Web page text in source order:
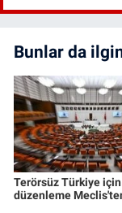
Bunlar da
Terörsüz Türkiye
düzenleme